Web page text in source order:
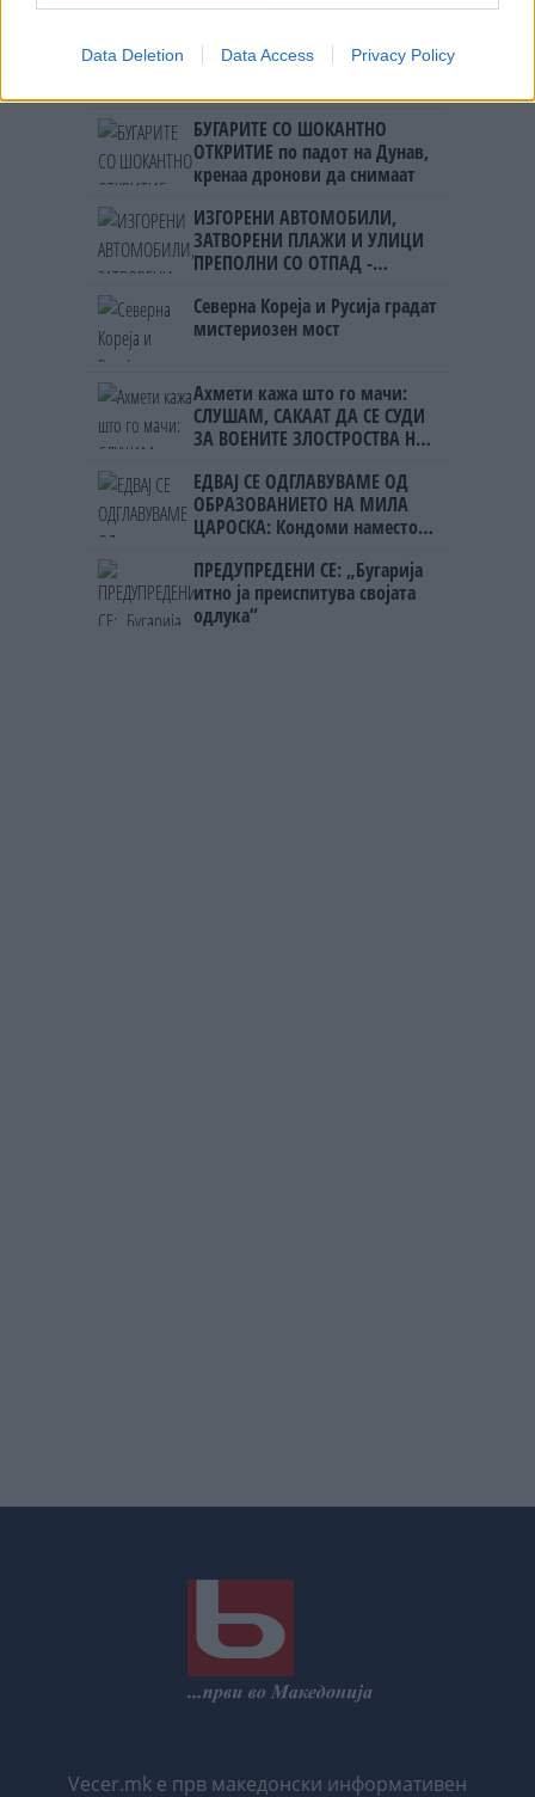
Data Deletion Data Access Privacy Policy
ИСТОРИСКО ОБЕДИНУВАЊЕ НА
МАКЕДОНЦИТЕ ВО СРБИЈА:
НАЦИОНАЛЕН СОЈУЗ
БУГАРИТЕ СО ШОКАНТНО
ОТКРИТИЕ по падот на Дунав,
кренаа дронови да снимаат
ИЗГОРЕНИ АВТОМОБИЛИ,
ЗАТВОРЕНИ ПЛАЖИ И УЛИЦИ
ПРЕПОЛНИ СО ОТПАД -
мигрантскиот бран кон Сеута
Северна Кореја и Русија градат
мистериозен мост
Ахмети кажа што го мачи:
СЛУШАМ, САКААТ ДА СЕ СУДИ
ЗА ВОЕНИТЕ ЗЛОСТРОСТВА НА
ЕДВАЈ СЕ ОДГЛАВУВАМЕ ОД
ОБРАЗОВАНИЕТО НА МИЛА
ЦАРОСКА: Кондоми наместо
ПРЕДУПРЕДЕНИ СЕ: „Бугарија
итно ја преиспитува својата
одлука“
Vecer.mk е прв македонски информативен